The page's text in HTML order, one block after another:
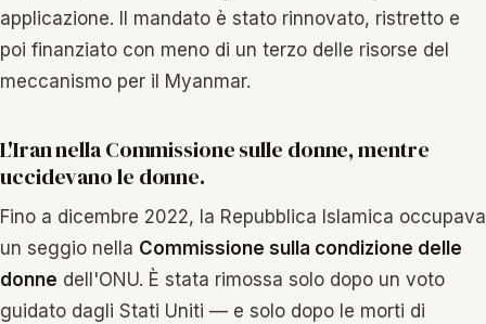
applicazione. Il mandato è stato rinnovato, ristretto e
poi finanziato con meno di un terzo delle risorse del
meccanismo per il Myanmar.
L'Iran nella Commissione sulle donne, mentre
uccidevano le donne.
Fino a dicembre 2022, la Repubblica Islamica occupava
un seggio nella Commissione sulla condizione delle
donne dell'ONU. È stata rimossa solo dopo un voto
guidato dagli Stati Uniti — e solo dopo le morti di